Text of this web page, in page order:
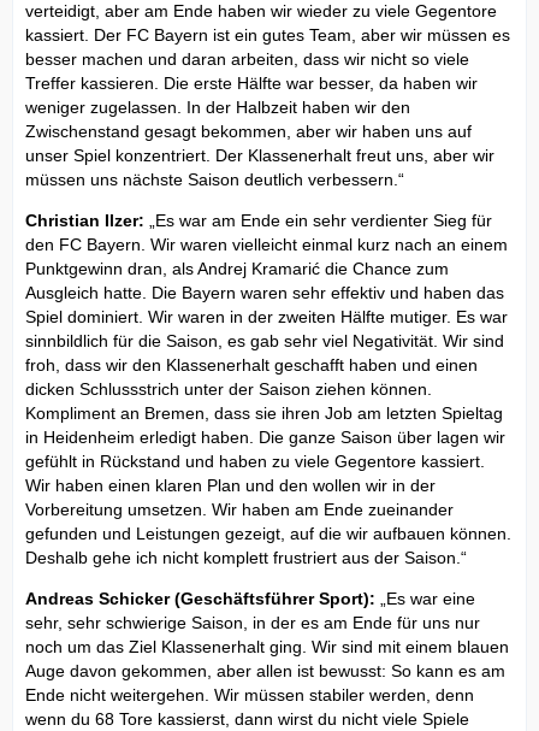
verteidigt, aber am Ende haben wir wieder zu viele Gegentore
kassiert. Der FC Bayern ist ein gutes Team, aber wir müssen es
besser machen und daran arbeiten, dass wir nicht so viele
Treffer kassieren. Die erste Hälfte war besser, da haben wir
weniger zugelassen. In der Halbzeit haben wir den
Zwischenstand gesagt bekommen, aber wir haben uns auf
unser Spiel konzentriert. Der Klassenerhalt freut uns, aber wir
müssen uns nächste Saison deutlich verbessern.“
Christian Ilzer: „Es war am Ende ein sehr verdienter Sieg für
den FC Bayern. Wir waren vielleicht einmal kurz nach an einem
Punktgewinn dran, als Andrej Kramarić die Chance zum
Ausgleich hatte. Die Bayern waren sehr effektiv und haben das
Spiel dominiert. Wir waren in der zweiten Hälfte mutiger. Es war
sinnbildlich für die Saison, es gab sehr viel Negativität. Wir sind
froh, dass wir den Klassenerhalt geschafft haben und einen
dicken Schlussstrich unter der Saison ziehen können.
Kompliment an Bremen, dass sie ihren Job am letzten Spieltag
in Heidenheim erledigt haben. Die ganze Saison über lagen wir
gefühlt in Rückstand und haben zu viele Gegentore kassiert.
Wir haben einen klaren Plan und den wollen wir in der
Vorbereitung umsetzen. Wir haben am Ende zueinander
gefunden und Leistungen gezeigt, auf die wir aufbauen können.
Deshalb gehe ich nicht komplett frustriert aus der Saison.“
Andreas Schicker (Geschäftsführer Sport): „Es war eine
sehr, sehr schwierige Saison, in der es am Ende für uns nur
noch um das Ziel Klassenerhalt ging. Wir sind mit einem blauen
Auge davon gekommen, aber allen ist bewusst: So kann es am
Ende nicht weitergehen. Wir müssen stabiler werden, denn
wenn du 68 Tore kassierst, dann wirst du nicht viele Spiele